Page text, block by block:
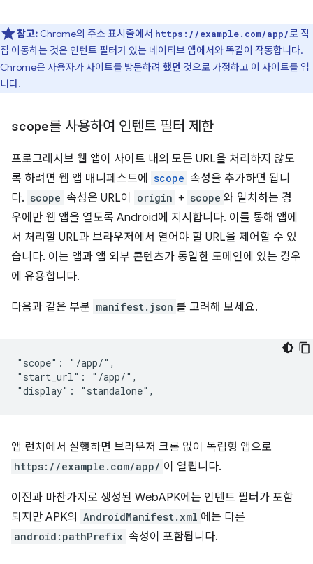
참고: Chrome의 주소 표시줄에서 https://example.com/app/로 직
접 이동하는 것은 인텐트 필터가 있는 네이티브 앱에서와 똑같이 작동합니다.
Chrome은 사용자가 사이트를 방문하려 했던 것으로 가정하고 이 사이트를 엽
니다.
scope를 사용하여 인텐트 필터 제한
프로그레시브 웹 앱이 사이트 내의 모든 URL을 처리하지 않도
록 하려면 웹 앱 매니페스트에
scope 속성을 추가하면 됩니
다. scope 속성은 URL이 origin + scope 와 일치하는 경
우에만 웹 앱을 열도록 Android에 지시합니다. 이를 통해 앱에
서 처리할 URL과 브라우저에서 열어야 할 URL을 제어할 수 있
습니다. 이는 앱과 앱 외부 콘텐츠가 동일한 도메인에 있는 경우
에 유용합니다.
다음과 같은 부분 manifest.json 를 고려해 보세요.
"scope": "/app/",
"start_url": "/app/",
앱 런처에서 실행하면 브라우저 크롬 없이 독립형 앱으로
https://example.com/app/ 이 열립니다.
이전과 마찬가지로 생성된 WebAPK에는 인텐트 필터가 포함
되지만 APK의
AndroidManifest.xml 에는 다른
android:pathPrefix 속성이 포함됩니다.